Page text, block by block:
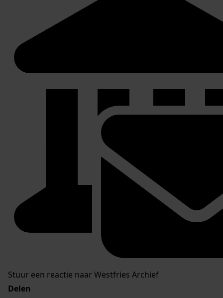
Stuur een reactie naar Westfries Archief
Delen